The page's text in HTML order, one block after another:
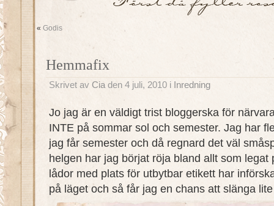
« Godis
Hemmafix
Skrivet av Cia den 4 juli, 2010 i Inredning
Jo jag är en väldigt trist bloggerska för
INTE på sommar sol och semester. Jag har
jag får semester och då regnard det väl
helgen har jag börjat röja bland allt som legat
lådor med plats för utbytbar etikett har
på läget och så får jag en chans att slänga